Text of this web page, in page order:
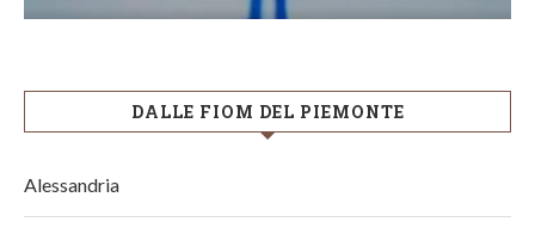
DALLE FIOM DEL PIEMONTE
Alessandria